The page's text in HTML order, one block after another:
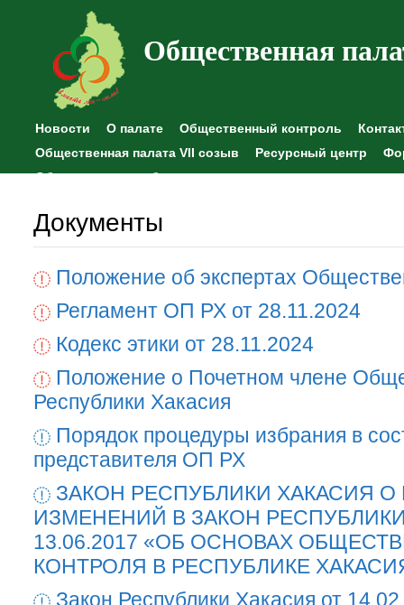
Общественная
Новости О палате Общественный контроль
Общественная палата VII созыв
Ресурсный центр
Общественные наблюдения
Документы
Положение об экспертах
Регламент ОП РХ от 28.11.2024
Кодекс этики от 28.11.2024
Положение о Почетном члене
Республики Хакасия
Порядок процедуры избрания в
представителя ОП РХ
ЗАКОН РЕСПУБЛИКИ ХАКАСИЯ
ИЗМЕНЕНИЙ В ЗАКОН
13.06.2017 «ОБ ОСНОВАХ
КОНТРОЛЯ В РЕСПУБЛИКЕ
Закон Республики Хакасия от